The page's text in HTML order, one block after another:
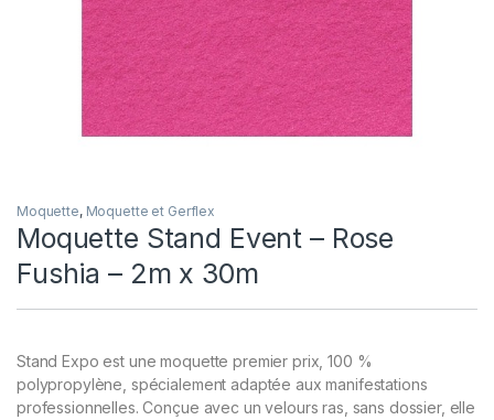
Moquette, Moquette et Gerflex
Moquette Stand Event – Rose
Fushia – 2m x 30m
Stand Expo est une moquette premier prix, 100 %
polypropylène, spécialement adaptée aux manifestations
professionnelles. Conçue avec un velours ras, sans dossier, elle